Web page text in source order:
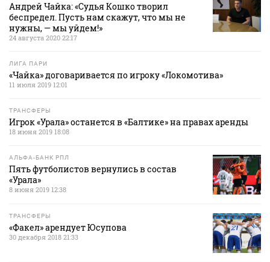
Андрей Чайка: «Судья Кошко творил
беспредел. Пусть нам скажут, что мы не
нужны, — мы уйдем!»
24 августа 2020 22:17
ЛИГА ПАРИ
«Чайка» договаривается по игроку «Локомотива»
11 июля 2019 12:01
ТРАНСФЕРЫ
Игрок «Урала» останется в «Балтике» на правах аренды
18 июня 2019 18:08
АЛЬФА-БАНК РПЛ
Пять футболистов вернулись в состав
«Урала»
8 июня 2019 12:38
ТРАНСФЕРЫ
«Факел» арендует Юсупова
30 декабря 2018 21:33